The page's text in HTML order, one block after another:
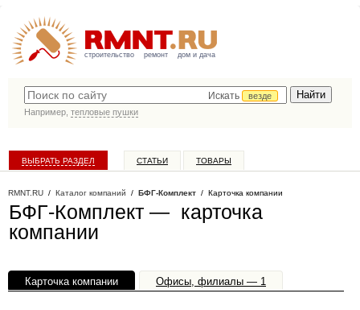
строительство ремонт дом и дача
Искать
везде
Например, тепловые пушки
ВЫБРАТЬ РАЗДЕЛ СТАТЬИ ТОВАРЫ
RMNT.RU / Каталог компаний / БФГ-Комплект / Карточка компании
БФГ-Комплект — карточка
компании
Карточка компании Офисы, филиалы — 1